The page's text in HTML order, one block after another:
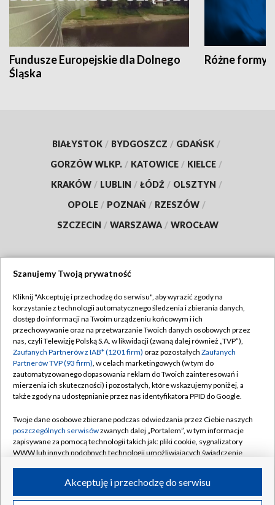
Fundusze Europejskie dla Dolnego
Śląska
Różne formy
BIAŁYSTOK / BYDGOSZCZ / GDAŃSK /
GORZÓW WLKP. / KATOWICE / KIELCE /
KRAKÓW / LUBLIN / ŁÓDŹ / OLSZTYN /
OPOLE / POZNAŃ / RZESZÓW /
SZCZECIN / WARSZAWA / WROCŁAW
TVP
Abonament TVP
Emisja w TVP
Centrum informacji TVP
Naziemna Telewizja Cyfrowa
Rada Programowa
System NOS
Informacje o nadawcy
Program dla prasy
Regulamin TVP
Polityka prywatności
Moje zgody
Pomoc
Kontakt
Kanały
©2026 Telewizja Polska S.A. w likwidacji
Szanujemy Twoją prywatność
Kliknij "Akceptuję i przechodzę do serwisu", aby wyrazić zgody na
korzystanie z technologii automatycznego śledzenia i zbierania danych,
dostęp do informacji na Twoim urządzeniu końcowym i ich
przechowywanie oraz na przetwarzanie Twoich danych osobowych przez
nas, czyli Telewizję Polską S.A. w likwidacji (zwaną dalej również „TVP”),
Zaufanych Partnerów z IAB* (1201 firm) oraz pozostałych Zaufanych
Partnerów TVP (93 firm), w celach marketingowych (w tym do
zautomatyzowanego dopasowania reklam do Twoich zainteresowań i
mierzenia ich skuteczności) i pozostałych, które wskazujemy poniżej, a
także zgody na udostępnianie przez nas identyfikatora PPID do Google.
Twoje dane osobowe zbierane podczas odwiedzania przez Ciebie naszych
poszczególnych serwisówzwanych dalej „Portalem”, w tym informacje
zapisywane za pomocą technologii takich jak: pliki cookie, sygnalizatory
WWW lub innych podobnych technologii umożliwiających świadczenie
ruchu w Internecie.Akceptuję i przechodzę do serwisu